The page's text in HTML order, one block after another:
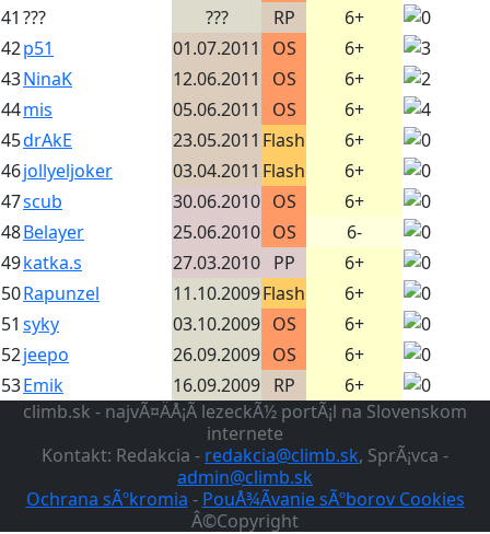
41 ??? ??? RP
6+
42p51 01.07.2011 OS
6+
43NinaK 12.06.2011 OS
6+
44mis 05.06.2011 OS
6+
45drAkE 23.05.2011 Flash
6+
46jollyeljoker 03.04.2011 Flash
6+
47scub 30.06.2010 OS
6+
48Belayer 25.06.2010 OS
6-
49katka.s 27.03.2010 PP
6+
50Rapunzel 11.10.2009Flash
6+
51 syky 03.10.2009 OS
6+
52jeepo 26.09.2009 OS
6+
53Emik 16.09.2009 RP
6+
climb.sk - najvÃ¤ÄÅ¡Ã­ lezeckÃ½ portÃ¡l na Slovenskom
internete
Kontakt: Redakcia - redakcia@climb.sk, SprÃ¡vca -
admin@climb.sk
Ochrana sÃºkromia - PouÅ¾Ã­vanie sÃºborov Cookies
Â©Copyright